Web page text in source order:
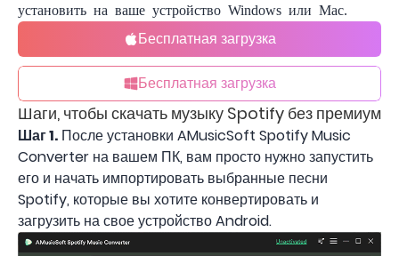
установить на ваше устройство Windows или Mac.
Бесплатная загрузка
Бесплатная загрузка
Шаги, чтобы скачать музыку Spotify без премиум
Шаг 1. После установки AMusicSoft Spotify Music
Converter на вашем ПК, вам просто нужно запустить
его и начать импортировать выбранные песни
Spotify, которые вы хотите конвертировать и
загрузить на свое устройство Android.